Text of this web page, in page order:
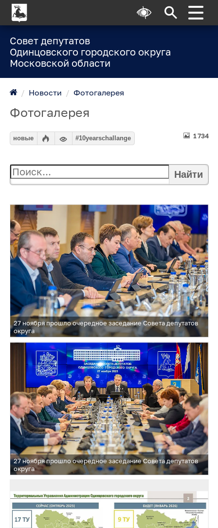
Совет депутатов
Одинцовского городского округа
Московской области
/ Новости / Фотогалерея
Фотогалерея
1 734
новые #10yearschallange
Найти
27 ноября прошло очередное заседание Совета депутатов
округа
27 ноября прошло очередное заседание Совета депутатов
округа